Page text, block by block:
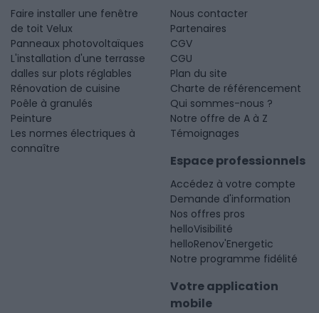
Faire installer une fenêtre
de toit Velux
Panneaux photovoltaïques
L'installation d'une terrasse
dalles sur plots réglables
Rénovation de cuisine
Poêle à granulés
Peinture
Les normes électriques à
connaître
Nous contacter
Partenaires
CGV
CGU
Plan du site
Charte de référencement
Qui sommes-nous ?
Notre offre de A à Z
Témoignages
Espace professionnels
Accédez à votre compte
Demande d'information
Nos offres pros
helloVisibilité
helloRenov'Energetic
Notre programme fidélité
Votre application
mobile